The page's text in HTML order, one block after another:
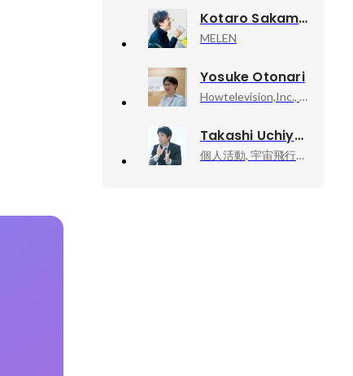
Kotaro Sakamoto
MELEN
Yosuke Otonari
Howtelevision,Inc., Founder, CEO
Takashi Uchiyama
個人活動, 宇宙飛行士挑戦エバンジェリスト